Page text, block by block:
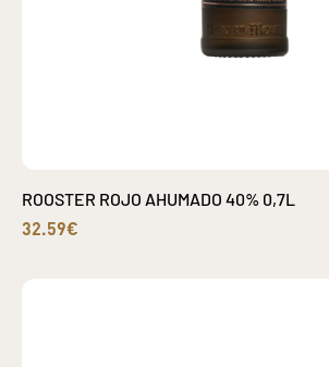
ROOSTER ROJO AHUMADO 40% 0,7L
32.59€